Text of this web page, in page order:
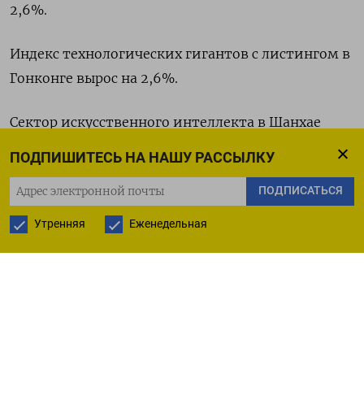
ПОДПИШИТЕСЬ НА НАШУ РАССЫЛКУ
ПОДПИСАТЬСЯ
Утренняя Еженедельная
2,6%.
Индекс технологических гигантов с листингом в
Гонконге вырос на 2,6%.
Сектор искусственного интеллекта в Шанхае
поднялся на 2%, а индекс недвижимости - почти
на 5%.
Торгующиеся в Гонконге акции компаний из
числа застройщиков материкового Китая